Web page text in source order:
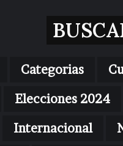
Categorias
Elecciones 2024
Internacional